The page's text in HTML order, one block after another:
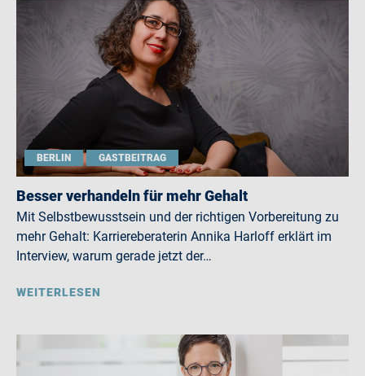
BERLIN GASTBEITRAG
Besser verhandeln für mehr Gehalt
Mit Selbstbewusstsein und der richtigen Vorbereitung zu
mehr Gehalt: Karriereberaterin Annika Harloff erklärt im
Interview, warum gerade jetzt der…
WEITERLESEN